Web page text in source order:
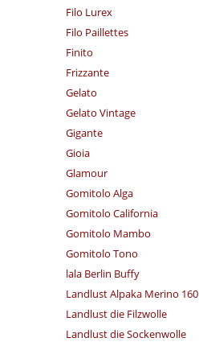
Filo Lurex
Filo Paillettes
Finito
Frizzante
Gelato
Gelato Vintage
Gigante
Gioia
Glamour
Gomitolo Alga
Gomitolo California
Gomitolo Mambo
Gomitolo Tono
lala Berlin Buffy
Landlust Alpaka Merino 160
Landlust die Filzwolle
Landlust die Sockenwolle